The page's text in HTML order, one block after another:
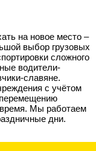
на новое место –
выбор грузовых
сложного
водители-
славяне.
с учётом
Мы работаем
дни.